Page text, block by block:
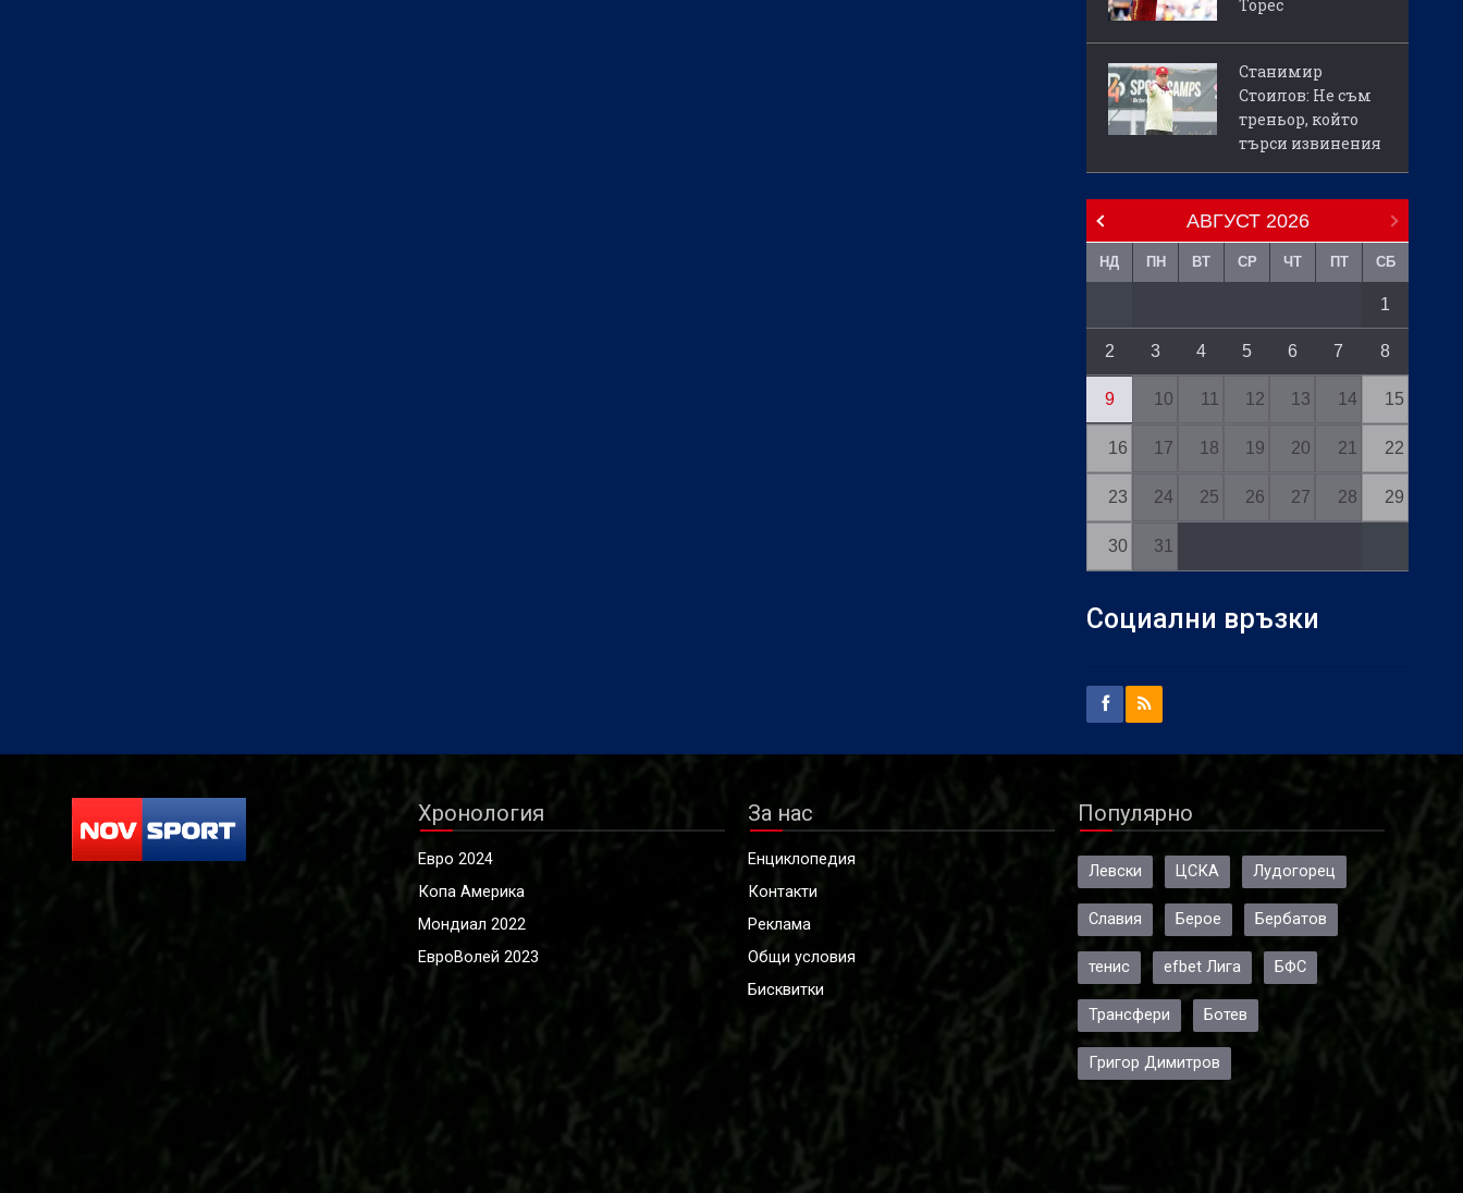
Торес
Станимир
Стоилов: Не съм
треньор, който
търси извинения
АВГУСТ 2026
НД ПН ВТ СР ЧТ ПТ СБ
1
2 3 4 5 6 7 8
9 10 11 12 13 14 15
16 17 18 19 20 21 22
23 24 25 26 27 28 29
30 31
Социални връзки
Хронология
Евро 2024
Копа Америка
Мондиал 2022
ЕвроВолей 2023
За нас
Енциклопедия
Контакти
Реклама
Общи условия
Бисквитки
Популярно
Левски ЦСКА Лудогорец
Славия Берое Бербатов
тенис efbet Лига БФС
Трансфери Ботев
Григор Димитров